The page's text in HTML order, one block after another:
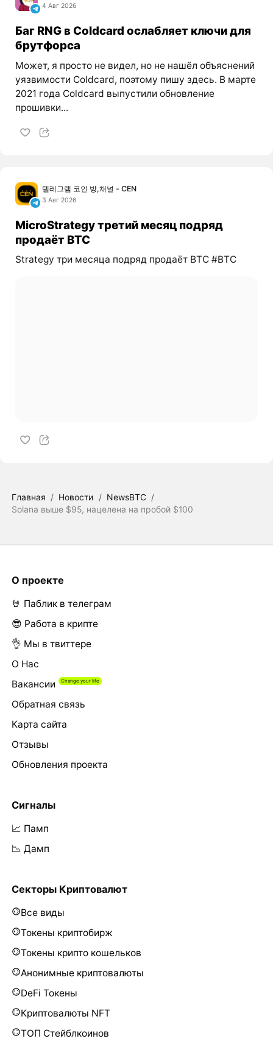
4 Авг 2026
Баг RNG в Coldcard ослабляет ключи для
брутфорса
Может, я просто не видел, но не нашёл объяснений
уязвимости Coldcard, поэтому пишу здесь. В марте
2021 года Coldcard выпустили обновление
прошивки...
텔레그램 코인 방,채널 - CEN
3 Авг 2026
MicroStrategy третий месяц подряд
продаёт BTC
Strategy три месяца подряд продаёт BTC #BTC
Главная / Новости / NewsBTC /
Solana выше $95, нацелена на пробой $100
О проекте
🤘 Паблик в телеграм
😎 Работа в крипте
👌 Мы в твиттере
О Нас
Вакансии
Обратная связь
Карта сайта
Отзывы
Обновления проекта
Сигналы
📈 Памп
📉 Дамп
Секторы Криптовалют
Все виды
Токены криптобирж
Токены крипто кошельков
Анонимные криптовалюты
DeFi Токены
Криптовалюты NFT
ТОП Стейблкоинов